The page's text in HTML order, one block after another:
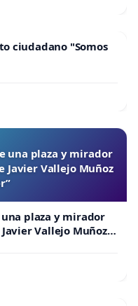
ciudadano "Somos
una plaza y mirador
Javier Vallejo Muñoz
plaza y mirador
Vallejo Muñoz